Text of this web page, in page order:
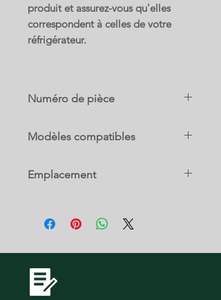
produit et assurez-vous qu'elles
correspondent à celles de votre
réfrigérateur.
Numéro de pièce
Modèles compatibles
AB1924PEKS AB1924PEKS13
ABB1924DES ABB1924DEW
ABB192ZDEQ ABB192ZDES
ABB192ZDEW ABL1927FES12
Emplacement